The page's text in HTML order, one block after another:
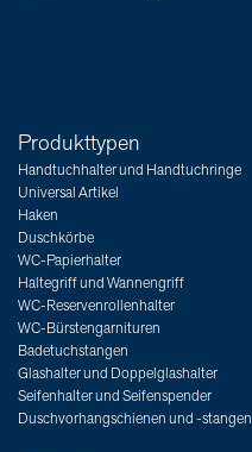
Produkttypen
Handtuchhalter und Handtuchringe
Universal Artikel
Haken
Duschkörbe
WC-Papierhalter
Haltegriff und Wannengriff
WC-Reservenrollenhalter
WC-Bürstengarnituren
Badetuchstangen
Glashalter und Doppelglashalter
Seifenhalter und Seifenspender
Duschvorhangschienen und -stangen